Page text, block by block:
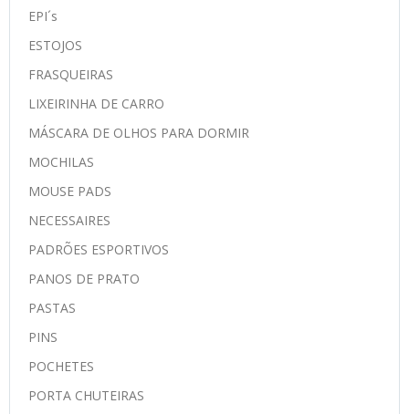
EPI´s
ESTOJOS
FRASQUEIRAS
LIXEIRINHA DE CARRO
MÁSCARA DE OLHOS PARA DORMIR
MOCHILAS
MOUSE PADS
NECESSAIRES
PADRÕES ESPORTIVOS
PANOS DE PRATO
PASTAS
PINS
POCHETES
PORTA CHUTEIRAS